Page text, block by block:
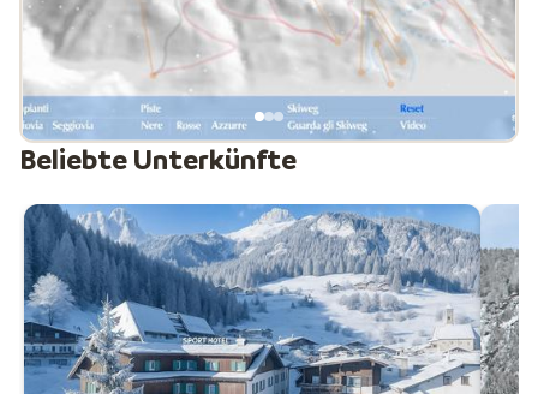
Unterhaltung sorgen. Für die Jüngsten gibt es den
Snowpark in Pozza di Fassa. Das Gebiet bietet noch
mehr Sportmöglichkeiten wie Paragliding, Eisklettern,
Snowtubing und Schlittenfahren. Sie können die
verschiedenen Dörfer bequem mit dem Skibus für etwa
10 € pro Person und Woche erreichen. Kurzum: Das
Fassatal hat viel zu bieten und ist ein geeignetes Gebiet
für alle!
Neue, moderne Seilbahn im Val di Fassa
Im Val di Fassa wurde kürzlich eine hochmoderne 3S-
Seilbahn zwischen Campitello di Fassa und Col Rodella
Beliebte Unterkünfte